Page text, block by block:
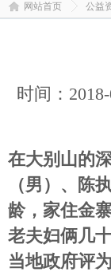
网站首页 公益
时间：
在大别山的
（男）、陈
龄，家住金
老夫妇俩几
当地政府评